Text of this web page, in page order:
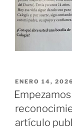
PUBLICADO
EL
ENERO 14,
artículo